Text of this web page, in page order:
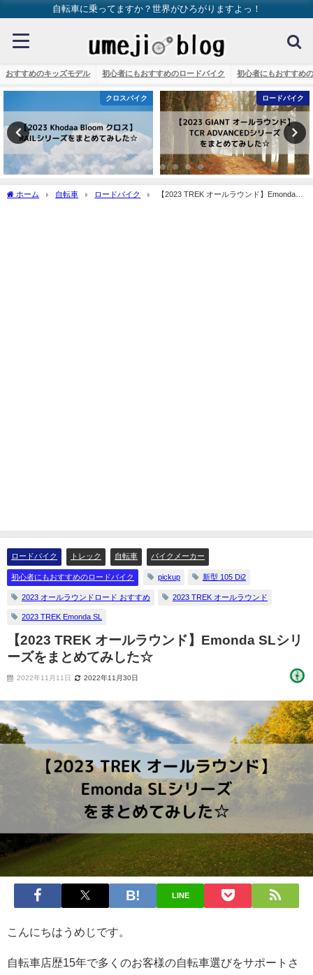
自転車に乗ってますか？世界がひろがりますよっ！
おすすめのキッズモデル 初心者にもおすすめのロードバイク 初心者にもおすすめ
ロードバイク ロード
ホーム 自転車 ロードバイク
【2023 TREK オールラウンド】Emonda
ロードバイク トレック 自転車 バイクメーカー
初心者にもおすすめのロードバイク pickup 新型 105 Di2
2023 オールラウンドロード おすすめ 2023 TREK オールラウンド
2023 TREK Emonda SL
【2023 TREK オールラウンド】Emonda SLシリ
ーズをまとめてみした☆
2022年11月11日 2022年11月30日
LINE
こんにちはうめじです。
自転車店歴15年で多くのお客様の自転車選びをサポートさ